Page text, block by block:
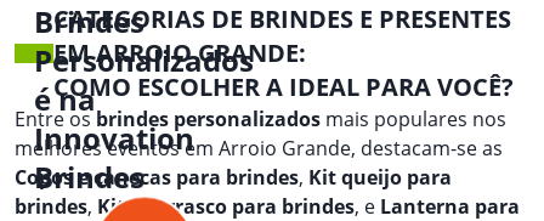
Brindes
Personalizados
é na
Innovation
Brindes
CATEGORIAS DE BRINDES E PRESENTES
EM ARROIO GRANDE:
COMO ESCOLHER A IDEAL PARA VOCÊ?
Entre osbrindes personalizados mais populares nos
melhores eventos em Arroio Grande, destacam-se as
Copos e canecas para brindes, Kit queijo para
brindes, Kit churrasco para brindes, e Lanterna para